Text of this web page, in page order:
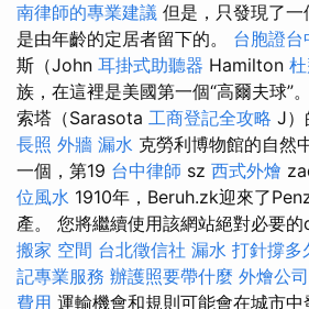
南律師的專業建議 但是，只發現了
是由年齡的定居者留下的。 台胞證台
斯（John 耳掛式助聽器 Hamilton
族，在這裡是美國第一個“高爾夫球”。
索塔（Sarasota 工商登記全攻略 J）
長照 外牆 漏水 克勞利博物館的自然
一個，第19 台中律師 sz 西式外燴
位風水 1910年，Beruh.zk迎來了
產。 您將繼續使用該網站絕對必要
搬家 空間 台北徵信社 漏水 打針撐多
記專業服務 辦護照要帶什麼 外燴公司
費用 運輸機會和規則可能會在城市